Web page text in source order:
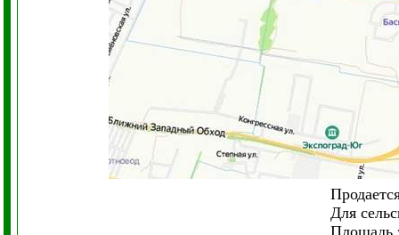
Для
Площадь